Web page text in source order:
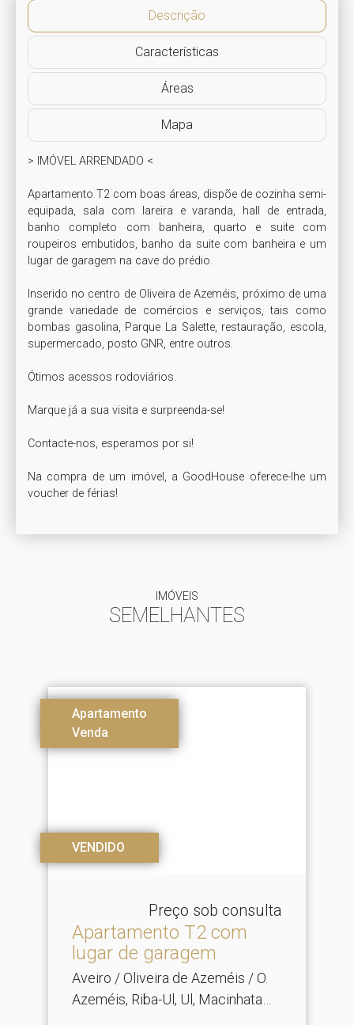
Descrição
Características
Áreas
Mapa
> IMÓVEL ARRENDADO <
Apartamento T2 com boas áreas, dispõe de cozinha semi-
equipada, sala com lareira e varanda, hall de entrada,
banho completo com banheira, quarto e suite com
roupeiros embutidos, banho da suite com banheira e um
lugar de garagem na cave do prédio.
Inserido no centro de Oliveira de Azeméis, próximo de uma
grande variedade de comércios e serviços, tais como
bombas gasolina, Parque La Salette, restauração, escola,
supermercado, posto GNR, entre outros.
Ótimos acessos rodoviários.
Marque já a sua visita e surpreenda-se!
Contacte-nos, esperamos por si!
Na compra de um imóvel, a GoodHouse oferece-lhe um
IMÓVEIS
SEMELHANTES
Apartamento
Venda
VENDIDO
Preço sob consulta
Apartamento T2 com
lugar de garagem
Aveiro / Oliveira de Azeméis / O.
Azeméis, Riba-Ul, Ul, Macinhata